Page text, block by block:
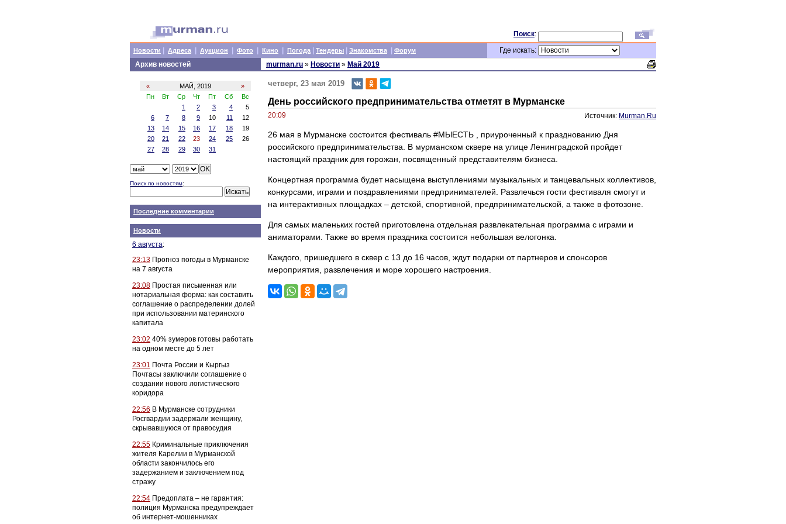
Поиск:
Новости Адреса Аукцион Фото Кино Погода Тендеры Знакомства Форум
Где искать:
Архив новостей
« МАЙ, 2019
»
Пн
Вт Ср Чт Пт Сб
Вс
1
2 3 4
5
6
7 8 9 10 11
12
13
14 15 16 17 18
19
20
21 22 23 24 25
26
27
28 29 30 31
Поиск по новостям:
Последние комментарии
Новости
6 августа:
23:13 Прогноз погоды в Мурманске
на 7 августа
23:08 Простая письменная или
нотариальная форма: как составить
соглашение о распределении долей
при использовании материнского
капитала
23:02 40% зумеров готовы работать
на одном месте до 5 лет
23:01 Почта России и Кыргыз
Почтасы заключили соглашение о
создании нового логистического
коридора
22:56 В Мурманске сотрудники
Росгвардии задержали женщину,
скрывавшуюся от правосудия
22:55 Криминальные приключения
жителя Карелии в Мурманской
области закончилось его
задержанием и заключением под
стражу
22:54 Предоплата – не гарантия:
полиция Мурманска предупреждает
об интернет-мошенниках
murman.ru » Новости » Май 2019
четверг, 23 мая 2019
День российского предпринимательства отметят в Мурманске
20:09 Источник: Murman.Ru
26 мая в Мурманске состоится фестиваль #МЫЕСТЬ , приуроченный к празднованию Дня
российского предпринимательства. В мурманском сквере на улице Ленинградской пройдет
настоящий праздник для горожан, посвященный представителям бизнеса.
Концертная программа будет насыщена выступлениями музыкальных и танцевальных коллективов,
конкурсами, играми и поздравлениями предпринимателей. Развлечься гости фестиваля смогут и
на интерактивных площадках – детской, спортивной, предпринимательской, а также в фотозоне.
Для самых маленьких гостей приготовлена отдельная развлекательная программа с играми и
аниматорами. Также во время праздника состоится небольшая велогонка.
Каждого, пришедшего в сквер с 13 до 16 часов, ждут подарки от партнеров и спонсоров
мероприятия, развлечения и море хорошего настроения.